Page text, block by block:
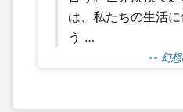
は、私たちの生活
う …
-- 幻想